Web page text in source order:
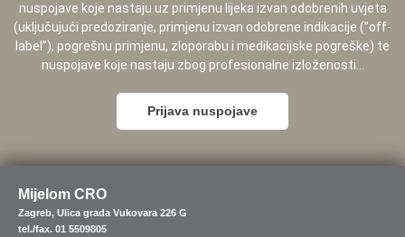
nuspojave koje nastaju uz primjenu lijeka izvan odobrenih uvjeta
(uključujući predoziranje, primjenu izvan odobrene indikacije (”off-
label”), pogrešnu primjenu, zloporabu i medikacijske pogreške) te
nuspojave koje nastaju zbog profesionalne izloženosti...
Prijava nuspojave
Mijelom CRO
Zagreb, Ulica grada Vukovara 226 G
tel./fax. 01 5509805